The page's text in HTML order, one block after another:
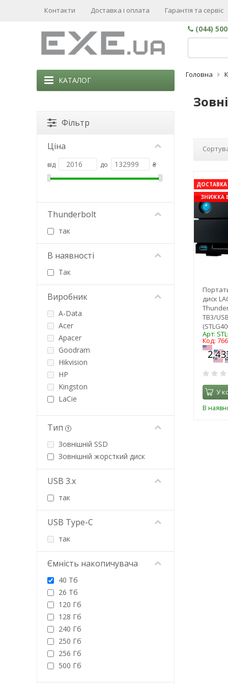
Контакти Доставка і оплата Гарантія та сервіс
(044)
КАТАЛОГ
Головна
ДОСТАВКА
ЗНИЖКА
диск
TB3/
Арт:
Код:
У
В
Фільтр
Ціна
від до ₴
Thunderbolt
так
В наявності
Так
Виробник
A-Data
Acer
Apacer
Goodram
Hikvision
HP
Kingston
LaCie
PNY
Samsung
SanDisk
Seagate
Silicon Power
Team
Toshiba
Transcend
Wibrand
Тип
Зовнішній SSD
Зовнішній жорсткий диск
USB 3.x
так
USB Type-C
так
Ємність накопичувача
40 Тб
26 Тб
120 Гб
128 Гб
240 Гб
250 Гб
256 Гб
500 Гб